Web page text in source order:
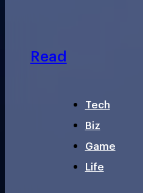
Read
Tech
Biz
Game
Life